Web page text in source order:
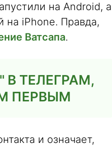
на Android, а
на iPhone. Правда,
Ватсапа.
ТЕЛЕГРАМ,
ПЕРВЫМ
и означает,